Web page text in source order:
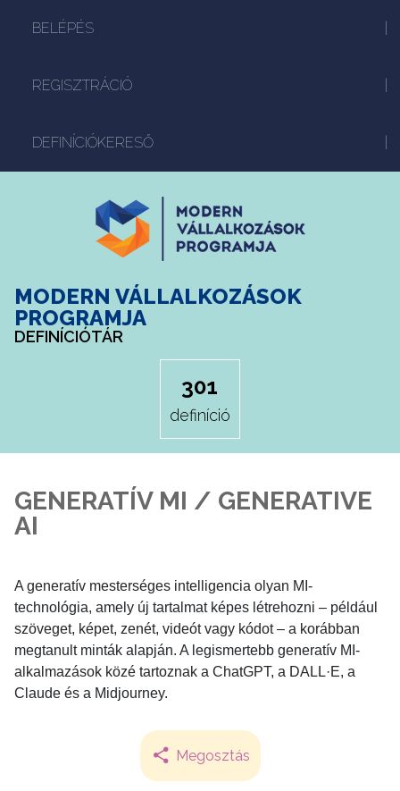
BELÉPÉS
REGISZTRÁCIÓ
DEFINÍCIÓKERESŐ
MODERN VÁLLALKOZÁSOK
PROGRAMJA
DEFINÍCIÓTÁR
301
definíció
GENERATÍV MI / GENERATIVE
AI
A generatív mesterséges intelligencia olyan MI-
technológia, amely új tartalmat képes létrehozni – például
szöveget, képet, zenét, videót vagy kódot – a korábban
megtanult minták alapján. A legismertebb generatív MI-
alkalmazások közé tartoznak a ChatGPT, a DALL·E, a
Claude és a Midjourney.
Megosztás